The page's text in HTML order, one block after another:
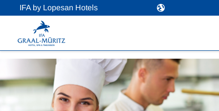
IFA by Lopesan Hotels